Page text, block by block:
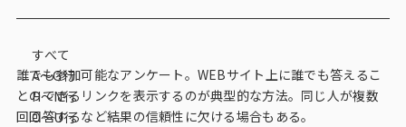
サービス一覧
サービストップ
すべて
A〜G行
H〜N行
O〜U行
誰でも参加可能なアンケート。WEBサイト上に誰でも答えるこ
とのできるリンクを表示するのが典型的な方法。同じ人が複数
回回答するなど結果の信頼性に欠ける場合もある。